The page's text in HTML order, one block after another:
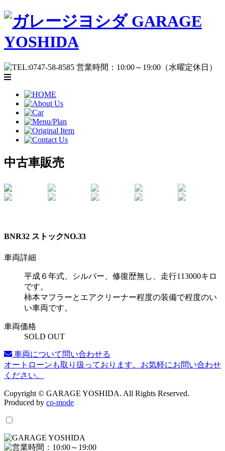
中古車販売
BNR32 ストックNO.33
車両詳細
平成６年式、シルバー、修復歴無し、走行113000キロ
です。
柿本マフラーとエアクリーナー程度の装備で程度のい
い車両です。
車両価格
SOLD OUT
車両について問い合わせる
オートローンも取り扱っております。お気軽にお問い合わせ
ください。
Copyright © GARAGE YOSHIDA. All Rights Reserved.
Produced by co-mode